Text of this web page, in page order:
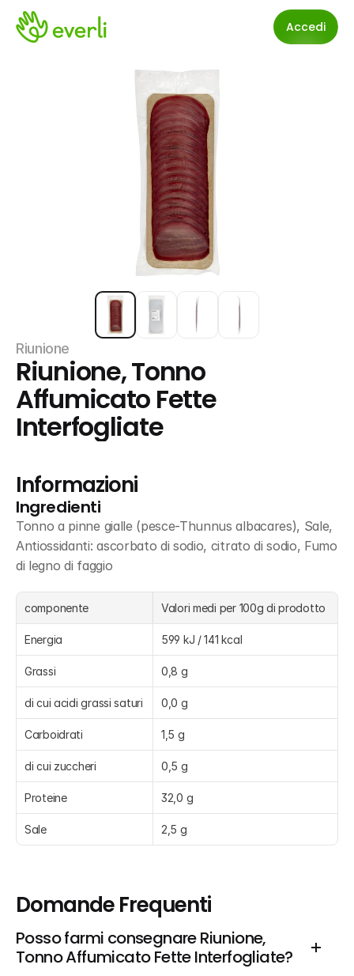
Accedi
Riunione
Riunione, Tonno
Affumicato Fette
Interfogliate
Informazioni
Ingredienti
Tonno a pinne gialle (pesce-Thunnus albacares), Sale,
Antiossidanti: ascorbato di sodio, citrato di sodio, Fumo
di legno di faggio
componente Valori medi per 100g di prodotto
Energia 599 kJ / 141 kcal
Grassi 0,8 g
di cui acidi grassi saturi 0,0 g
Carboidrati 1,5 g
di cui zuccheri 0,5 g
Proteine 32,0 g
Sale 2,5 g
Domande Frequenti
Posso farmi consegnare Riunione,
Tonno Affumicato Fette Interfogliate?